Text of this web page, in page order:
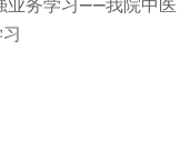
业务学习——我院中医